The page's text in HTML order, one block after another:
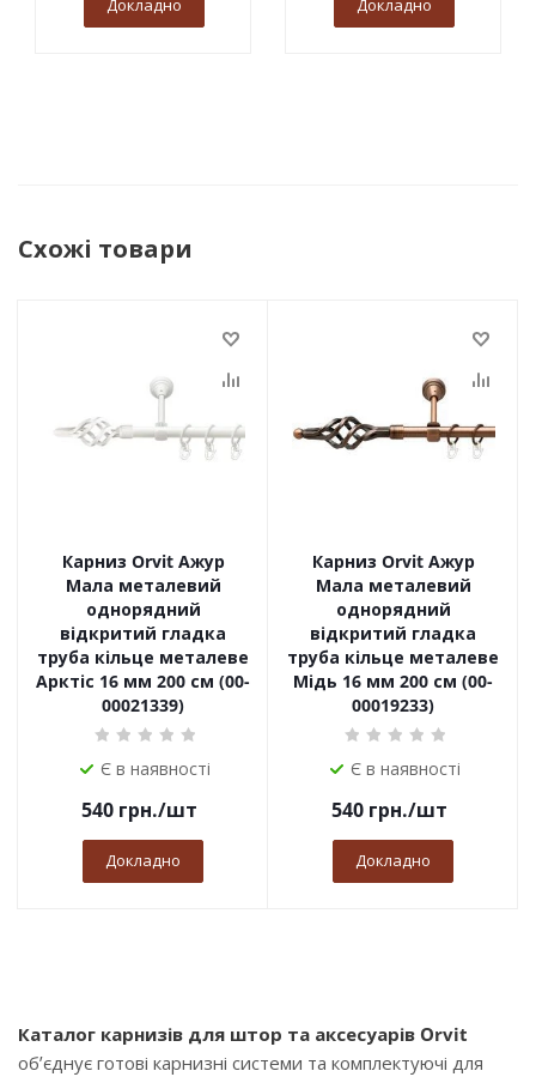
Докладно Докладно
Схожі товари
Карниз Orvit Ажур
Мала металевий
однорядний
відкритий гладка
труба кільце металеве
Арктіс 16 мм 200 см (00-
00021339)
Є в наявності
540грн./шт
Докладно
Карниз Orvit Ажур
Мала металевий
однорядний
відкритий гладка
труба кільце металеве
Мідь 16 мм 200 см (00-
00019233)
Є в наявності
540грн./шт
Докладно
Каталог карнизів для штор та аксесуарів Orvit
об’єднує готові карнизні системи та комплектуючі для